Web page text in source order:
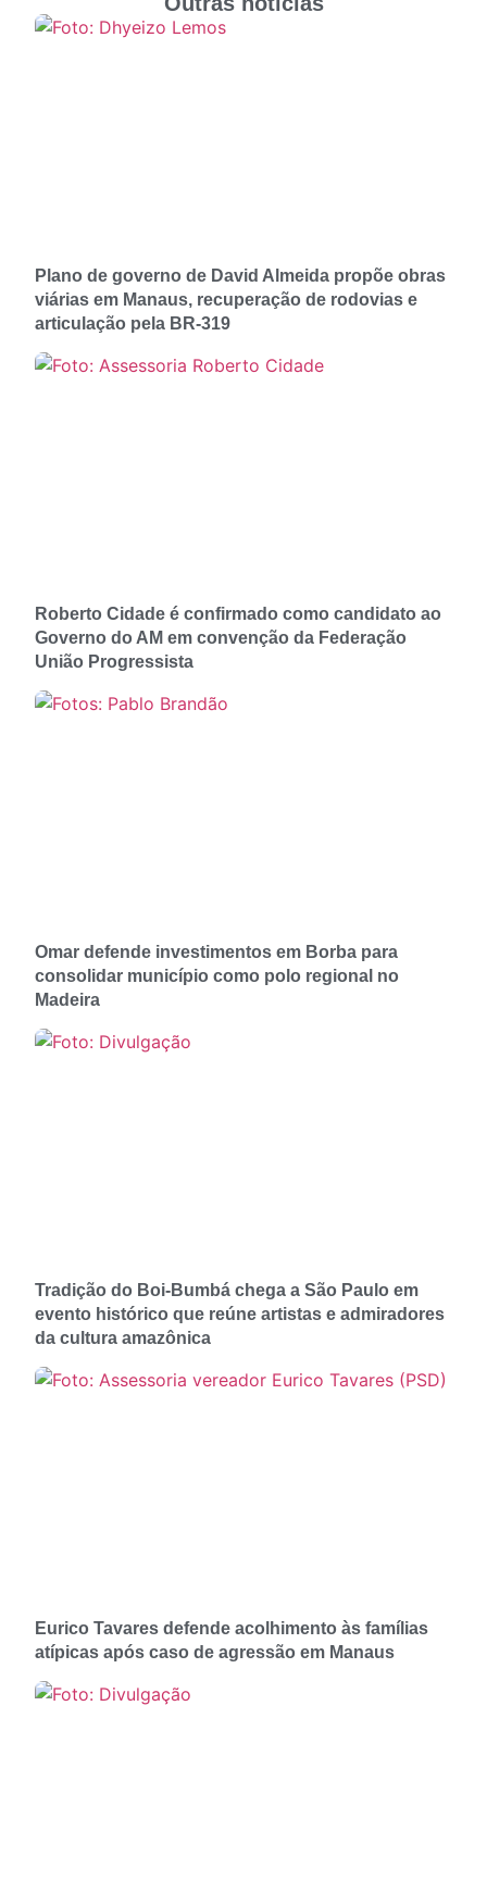
Plano de governo de David Almeida propõe obras
viárias em Manaus, recuperação de rodovias e
articulação pela BR-319
Roberto Cidade é confirmado como candidato ao
Governo do AM em convenção da Federação
União Progressista
Omar defende investimentos em Borba para
consolidar município como polo regional no
Madeira
Tradição do Boi-Bumbá chega a São Paulo em
evento histórico que reúne artistas e admiradores
da cultura amazônica
Eurico Tavares defende acolhimento às famílias
atípicas após caso de agressão em Manaus